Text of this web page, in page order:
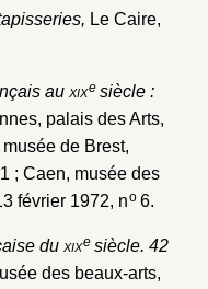
Le Caire,
au xixesiècle :
palais des Arts,
de Brest,
; Caen, musée des
février 1972, no6.
du xixesiècle. 42
des beaux-arts,